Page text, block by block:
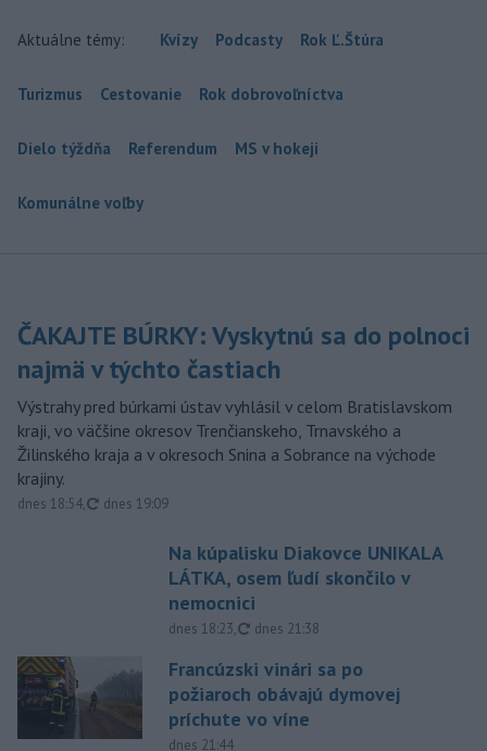
Aktuálne témy: Kvízy Podcasty Rok Ľ.Štúra
Turizmus Cestovanie Rok dobrovoľníctva
Dielo týždňa Referendum MS v hokeji
Komunálne voľby
ČAKAJTE BÚRKY: Vyskytnú sa do polnoci
najmä v týchto častiach
Výstrahy pred búrkami ústav vyhlásil v celom Bratislavskom
kraji, vo väčšine okresov Trenčianskeho, Trnavského a
Žilinského kraja a v okresoch Snina a Sobrance na východe
krajiny.
dnes 18:54, aktualizované
dnes 19:09
Na kúpalisku Diakovce UNIKALA
LÁTKA, osem ľudí skončilo v
nemocnici
dnes 18:23, aktualizované
dnes 21:38
Francúzski vinári sa po
požiaroch obávajú dymovej
príchute vo víne
dnes 21:44